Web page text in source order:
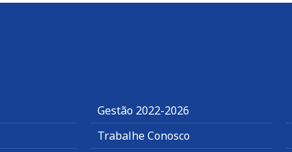
Gestão 2022-2026
Trabalhe Conosco